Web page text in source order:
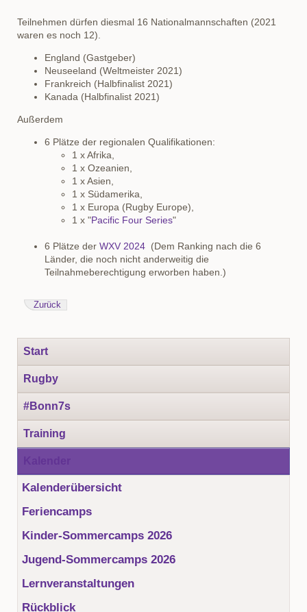
Teilnehmen dürfen diesmal 16 Nationalmannschaften (2021
waren es noch 12).
England (Gastgeber)
Neuseeland (Weltmeister 2021)
Frankreich (Halbfinalist 2021)
Kanada (Halbfinalist 2021)
Außerdem
6 Plätze der regionalen Qualifikationen:
1 x Afrika,
1 x Ozeanien,
1 x Asien,
1 x Südamerika,
1 x Europa (Rugby Europe),
1 x "Pacific Four Series"
6 Plätze der WXV 2024 (Dem Ranking nach die 6
Länder, die noch nicht anderweitig die
Teilnahmeberechtigung erworben haben.)
Zurück
überspringen
Start
Rugby
#Bonn7s
Training
Kalenderübersicht
Feriencamps
Kinder-Sommercamps 2026
Jugend-Sommercamps 2026
Lernveranstaltungen
Rückblick